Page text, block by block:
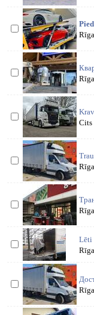
Rīga
Rīga
Cits
Rīga
Rīga
Lēti
Rīga
Rīga